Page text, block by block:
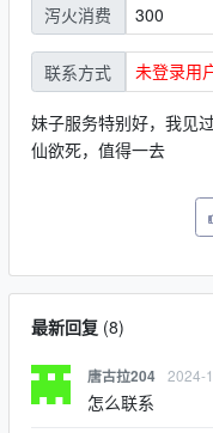
泻火消费 300
联系方式 未登录用
妹子服务特别好，我见
仙欲死，值得一去
最新回复(8)
唐古拉204 2024-
怎么联系